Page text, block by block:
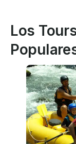
Los